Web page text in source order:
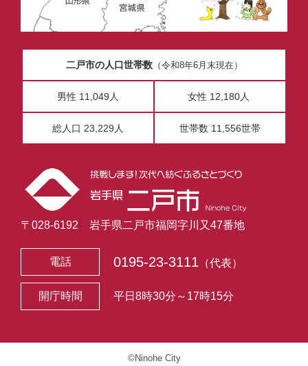
二戸市の人口世帯数（令和8年6月末現在）
男性 11,049人 女性 12,180人
総人口 23,229人 世帯数 11,556世帯
〒028-6192 岩手県二戸市福岡字川又47番地
電話 0195-23-3111 （代表）
開庁時間 平日8時30分～17時15分
©Ninohe City